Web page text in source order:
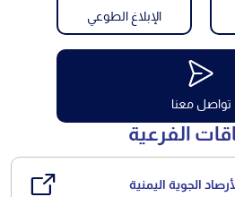
الإبلاغ الطوعي
تواصل معنا
الفرعية
الجوية اليمنية